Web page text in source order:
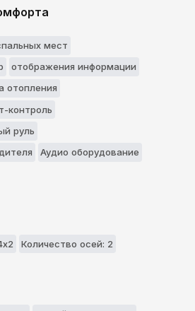
мест
отображения информации
отопления
контроль
руль
Аудио оборудование
Количество осей: 2